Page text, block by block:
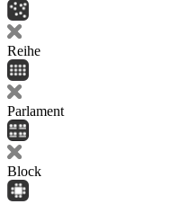
Reihe
Parlament
Block